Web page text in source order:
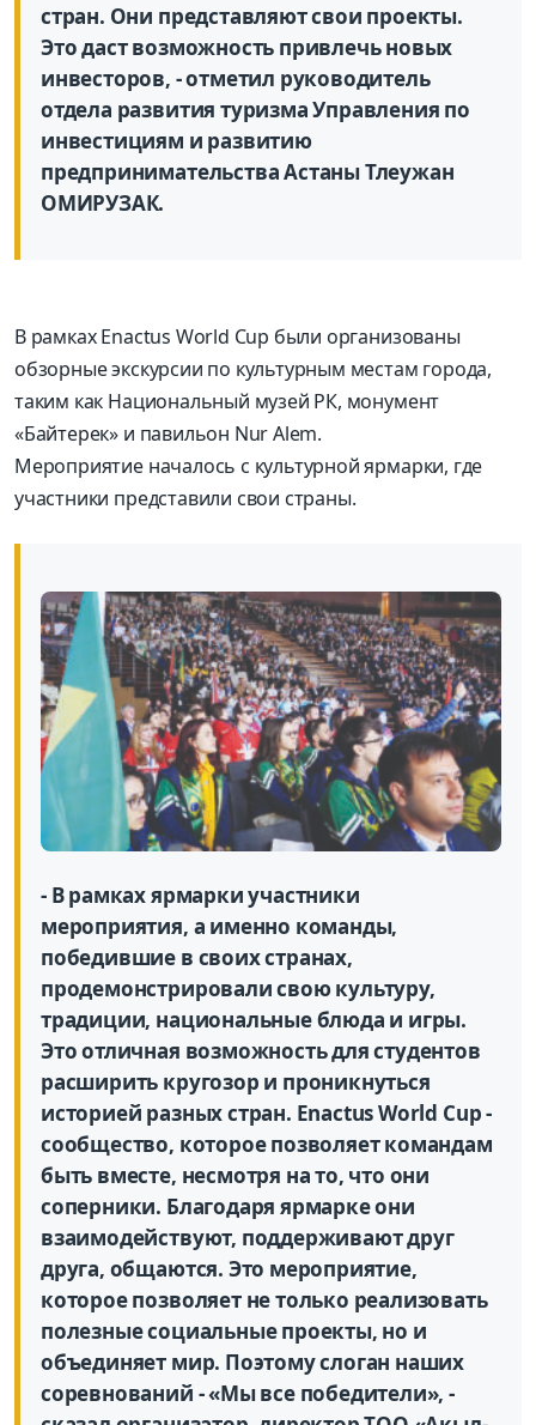
стран. Они представляют свои проекты.
Это даст возможность привлечь новых
инвесторов, - отметил руководитель
отдела развития туризма Управления по
инвестициям и развитию
предпринимательства Астаны Тлеужан
ОМИРУЗАК.
В рамках Enactus World Cup были организованы
обзорные экскурсии по культурным местам города,
таким как Национальный музей РК, монумент
«Байтерек» и павильон Nur Alem.
Мероприятие началось с культурной ярмарки, где
участники представили свои страны.
- В рамках ярмарки участники
мероприятия, а именно команды,
победившие в своих странах,
продемонстрировали свою культуру,
традиции, национальные блюда и игры.
Это отличная возможность для студентов
расширить кругозор и проникнуться
историей разных стран. Enactus World Cup -
сообщество, которое позволяет командам
быть вместе, несмотря на то, что они
соперники. Благодаря ярмарке они
взаимодействуют, поддерживают друг
друга, общаются. Это мероприятие,
которое позволяет не только реализовать
полезные социальные проекты, но и
объединяет мир. Поэтому слоган наших
соревнований - «Мы все победители», -